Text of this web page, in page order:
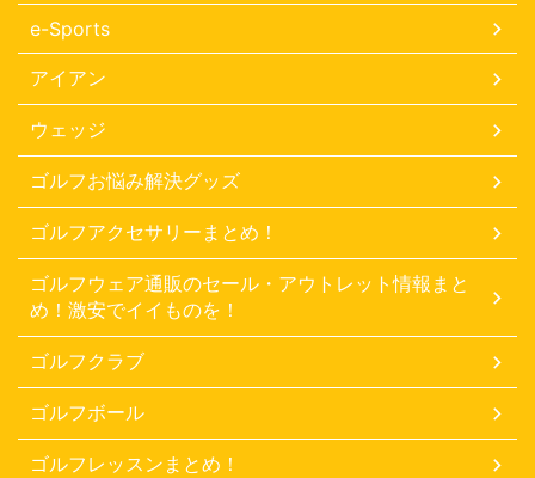
e-Sports
アイアン
ウェッジ
ゴルフお悩み解決グッズ
ゴルフアクセサリーまとめ！
ゴルフウェア通販のセール・アウトレット情報まと
め！激安でイイものを！
ゴルフクラブ
ゴルフボール
ゴルフレッスンまとめ！